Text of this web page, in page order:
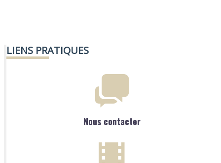
LIENS PRATIQUES
Nous contacter